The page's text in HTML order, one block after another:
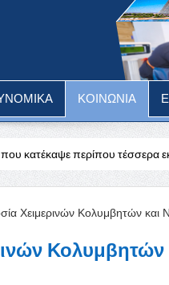
ΚΟΙΝΩΝΙΑ
τέσσερα εκτάρια, θα